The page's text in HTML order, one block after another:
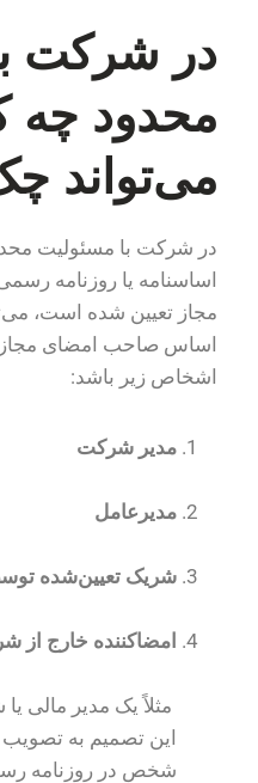
در شرکت
محدود
می‌تواند
در شرکت با مسئولیت
اساسنامه یا روزنامه
مجاز تعیین شده است،
اساس صاحب امضای
اشخاص زیر باشد:
مدیر شرکت
مدیرعامل
شریک تعیین‌شده
امضاکننده خارج از
مثلاً یک مدیر مالی
این تصمیم به
شخص در روزنامه